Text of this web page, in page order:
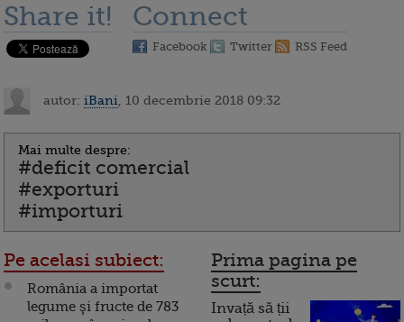
Share it! Connect
Facebook Twitter RSS Feed
autor: iBani , 10 decembrie 2018 09:32
Mai multe despre:
#deficit comercial
#exporturi
#importuri
Pe acelasi subiect:
România a importat
legume şi fructe de 783
Prima pagina pe
scurt:
Invață să ții